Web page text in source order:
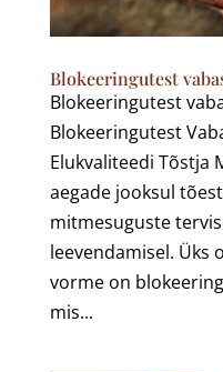
Blokeeringutest
Blokeeringutest
Blokeeringutest
Elukvaliteedi Tõstja
aegade jooksul
mitmesuguste
leevendamisel. Üks
vorme on
mis...